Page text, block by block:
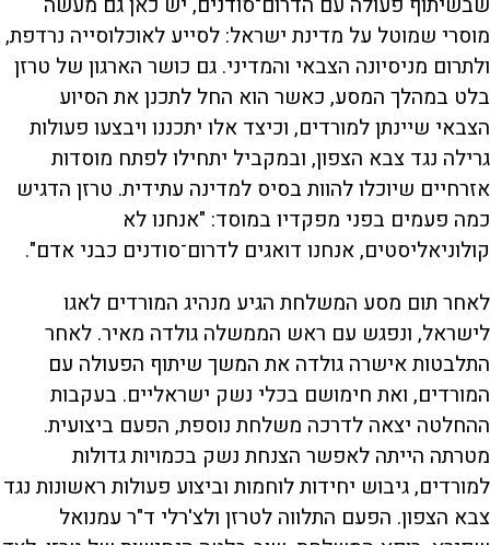
מוסרי שמוטל על מדינת ישראל: לסייע לאוכלוסייה נרדפת,
ולתרום מניסיונה הצבאי והמדיני. גם כושר הארגון של טרזן
בלט במהלך המסע, כאשר הוא החל לתכנן את הסיוע
הצבאי שיינתן למורדים, וכיצד אלו יתכננו ויבצעו פעולות
גרילה נגד צבא הצפון, ובמקביל יתחילו לפתח מוסדות
אזרחיים שיוכלו להוות בסיס למדינה עתידית. טרזן הדגיש
כמה פעמים בפני מפקדיו במוסד: "אנחנו לא
קולוניאליסטים, אנחנו דואגים לדרום־סודנים כבני אדם".
לאחר תום מסע המשלחת הגיע מנהיג המורדים לאגו
לישראל, ונפגש עם ראש הממשלה גולדה מאיר. לאחר
התלבטות אישרה גולדה את המשך שיתוף הפעולה עם
המורדים, ואת חימושם בכלי נשק ישראליים. בעקבות
ההחלטה יצאה לדרכה משלחת נוספת, הפעם ביצועית.
מטרתה הייתה לאפשר הצנחת נשק בכמויות גדולות
למורדים, גיבוש יחידות לוחמות וביצוע פעולות ראשונות נגד
צבא הצפון. הפעם התלווה לטרזן ולצ'רלי ד"ר עמנואל